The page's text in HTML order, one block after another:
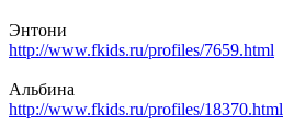
Энтони
http://www.fkids.ru/profiles/7659.html
Альбина
http://www.fkids.ru/profiles/18370.html